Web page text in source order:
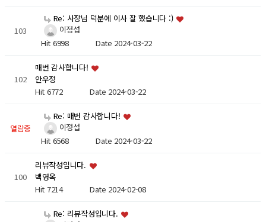
103
Re: 사장님 덕분에 이사 잘 했습니다 :)
이정섭
Hit 6998 Date 2024-03-22
102
매번 감사합니다!
안우정
Hit 6772 Date 2024-03-22
열람중
Re: 매번 감사합니다!
이정섭
Hit 6568 Date 2024-03-22
100
리뷰작성입니다.
백영옥
Hit 7214 Date 2024-02-08
Re: 리뷰작성입니다.